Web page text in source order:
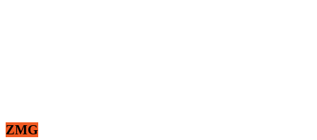
ZMG